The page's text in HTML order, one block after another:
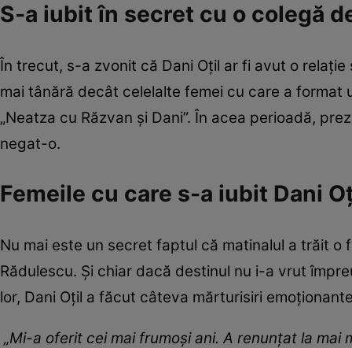
S-a iubit în secret cu o colegă
În trecut, s-a zvonit că Dani Oțil ar fi avut o
mai tânără decât celelalte femei cu care a
„Neatza cu Răzvan și Dani”. În acea perioadă,
negat-o.
Femeile cu care s-a iubit Dani
Nu mai este un secret faptul că matinalul a trăit
Rădulescu. Și chiar dacă destinul nu i-a vrut
lor, Dani Oțil a făcut câteva mărturisiri
„Mi-a oferit cei mai frumoşi ani. A renunţat la